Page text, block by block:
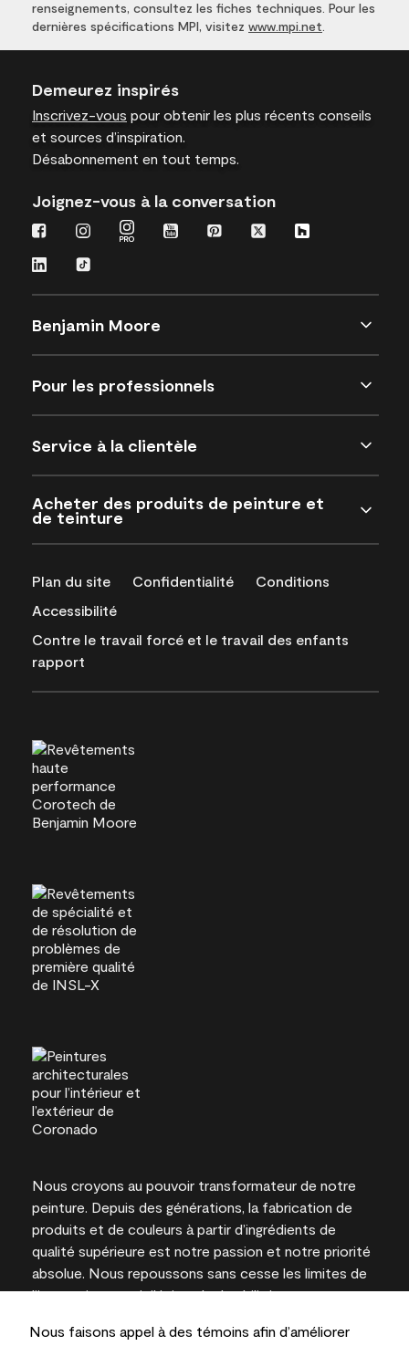
Nous faisons appel à des témoins afin d’améliorer
renseignements, consultez les fiches techniques. Pour les
dernières spécifications MPI, visitez www.mpi.net
Demeurez inspirés
Inscrivez-vous pour obtenir les plus récents conseils
et sources d’inspiration.
Désabonnement en tout temps.
Joignez-vous à la conversation
Benjamin Moore
Pour les professionnels
Service à la clientèle
Acheter des produits de peinture et
de teinture
Plan du site Confidentialité
Conditions
Accessibilité
Contre le travail forcé et le travail des enfants
rapport
Nous croyons au pouvoir transformateur de notre
peinture. Depuis des générations, la fabrication de
produits et de couleurs à partir d’ingrédients de
qualité supérieure est notre passion et notre priorité
absolue. Nous repoussons sans cesse les limites de
l’innovation et privilégions la durabilité pour
l’expertise locale.